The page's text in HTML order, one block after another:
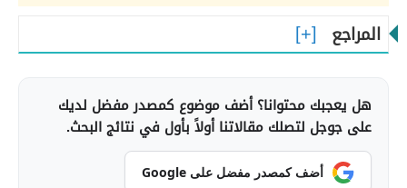
المراجع
هل يعجبك محتوانا؟ أضف موضوع كمصدر مفضل لديك
على جوجل لتصلك مقالاتنا أولاً بأول في نتائج البحث.
أضف كمصدر مفضل على Google